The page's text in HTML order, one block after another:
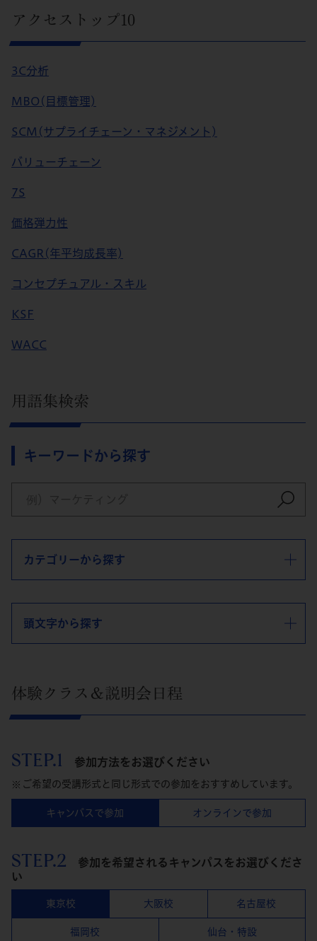
用語集検索
キーワードから探す
カテゴリーから探す
頭文字から探す
アクセストップ10
3C分析
MBO(目標管理)
SCM(サプライチェーン・マネジメント)
バリューチェーン
7S
価格弾力性
CAGR(年平均成長率)
コンセプチュアル・スキル
KSF
WACC
体験クラス＆説明会日程
STEP.1 参加方法をお選びください
ご希望の受講形式と同じ形式での参加をおすすめしています。
キャンパスで参加 オンラインで参加
STEP.2
参加を希望されるキャンパスをお選びくださ
い
東京校 大阪校 名古屋校
福岡校 仙台・特設